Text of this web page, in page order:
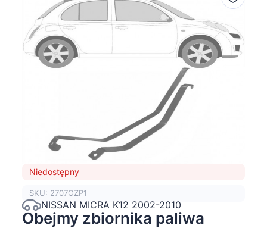
Niedostępny
SKU: 2707OZP1
NISSAN MICRA K12 2002-2010
Obejmy zbiornika paliwa